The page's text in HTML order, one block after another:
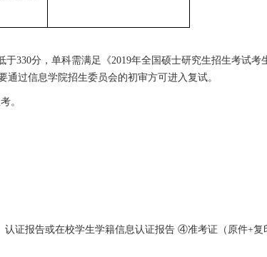
330分，单科需满足《2019年全国硕士研究生招生考试考
过信息学院招生委员会的初审方可进入复试。
。
证报告或在校学生学籍信息认证报告 ④准考证（原件+复